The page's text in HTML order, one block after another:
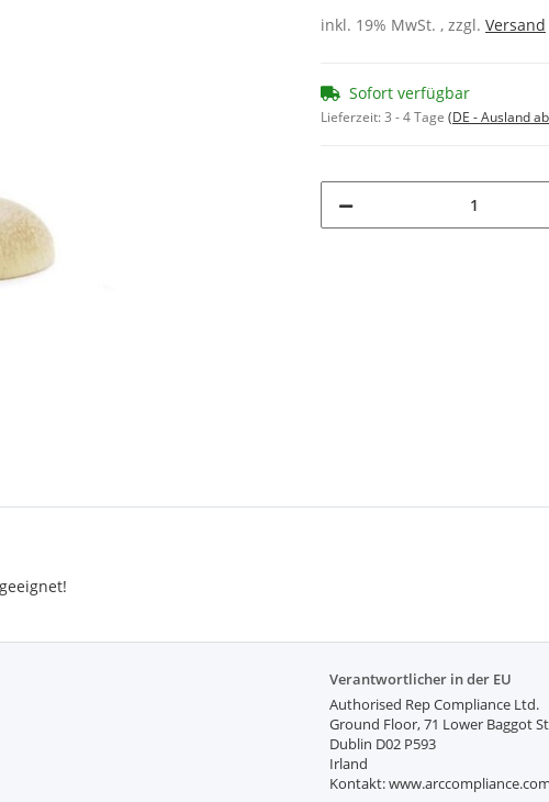
inkl. 19% MwSt. , zzgl. Versand
Sofort verfügbar
Lieferzeit:3 - 4 Tage (DE - Ausland
Verantwortlicher in der EU
Authorised Rep Compliance Ltd.
Ground Floor, 71 Lower Baggot St
Dublin D02 P593
Irland
Kontakt: